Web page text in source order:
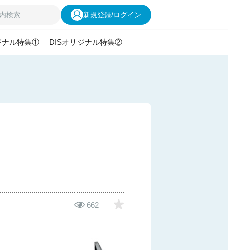
新規登録/ログイン
ナル特集① DISオリジナル特集②
662